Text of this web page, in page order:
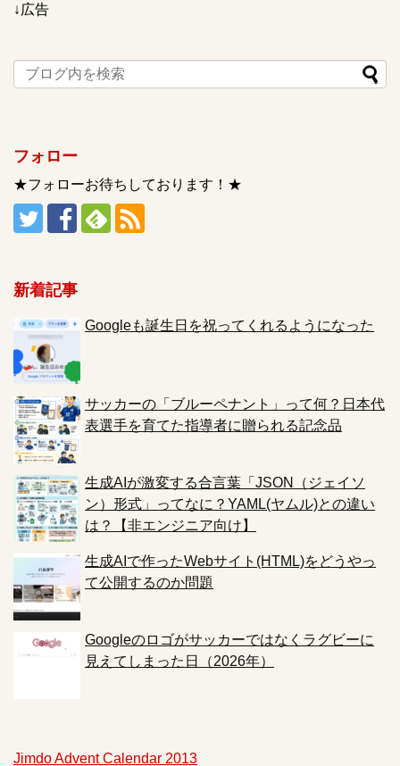
↓広告
フォロー
★フォローお待ちしております！★
新着記事
Googleも誕生日を祝ってくれるようになった
サッカーの「ブルーペナント」って何？日本代
表選手を育てた指導者に贈られる記念品
生成AIが激変する合言葉「JSON（ジェイソ
ン）形式」ってなに？YAML(ヤムル)との違い
は？【非エンジニア向け】
生成AIで作ったWebサイト(HTML)をどうやっ
て公開するのか問題
Googleのロゴがサッカーではなくラグビーに
見えてしまった日（2026年）
Jimdo Advent Calendar 2013